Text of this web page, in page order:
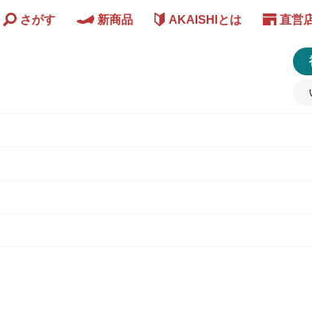
さがす 新商品 AKAISHIとは 直営